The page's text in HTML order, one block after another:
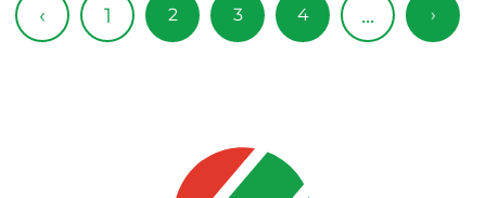
‹ 1 2 3 4 ... ›